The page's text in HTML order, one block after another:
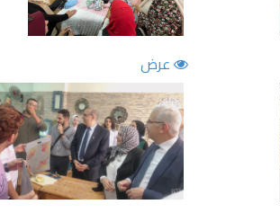
عرض